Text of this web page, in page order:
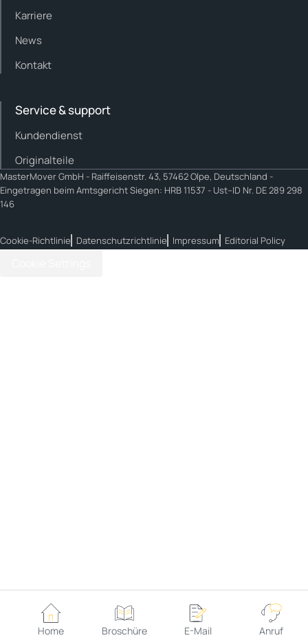
Home Broschüre E-Mail Anruf
Karriere
News
Kontakt
Service & support
Kundendienst
Originalteile
MasterMover GmbH - Raiffeisenstr. 43, 57462 Olpe, Deutschland -
Eingetragen beim Amtsgericht Siegen: HRB 11537 - Ust–ID Nr. DE 289 298
146
Cookie-Richtlinie Datenschutzrichtlinie Impressum Editorial Policy